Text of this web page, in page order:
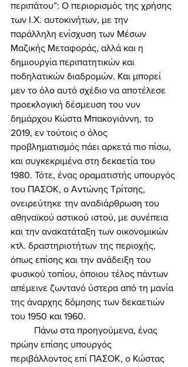
περιπάτου”: Ο περιορισμός της χρήσης
των Ι.Χ. αυτοκινήτων, με την
παράλληλη ενίσχυση των Μέσων
Μαζικής Μεταφοράς, αλλά και η
δημιουργία περιπατητικών και
ποδηλατικών διαδρομών. Και μπορεί
μεν το όλο αυτό σχέδιο να αποτέλεσε
προεκλογική δέσμευση του νυν
δημάρχου Κώστα Μπακογιάννη, το
2019, εν τούτοις ο όλος
προβληματισμός πάει αρκετά πιο πίσω,
και συγκεκριμένα στη δεκαετία του
1980. Τότε, ένας οραματιστής υπουργός
του ΠΑΣΟΚ, ο Αντώνης Τρίτσης,
ονειρεύτηκε την αναδιάρθρωση του
αθηναϊκού αστικού ιστού, με συνέπεια
και την ανακατάταξη των οικονομικών
κτλ. δραστηριοτήτων της περιοχής,
όπως επίσης και την ανάδειξη του
φυσικού τοπίου, όποιου τέλος πάντων
απέμεινε ζωντανό ύστερα από τη μανία
της άναρχης δόμησης των δεκαετιών
του 1950 και 1960.
πρώην επίσης υπουργός
περιβάλλοντος επί ΠΑΣΟΚ, ο Κώστας